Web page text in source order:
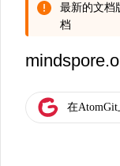
最新的文档
档